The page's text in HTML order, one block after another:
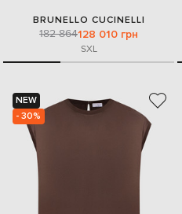
BRUNELLO CUCINELLI
182 864128 010 грн
SXL
NEW
- 30%